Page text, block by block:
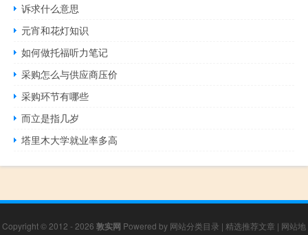
诉求什么意思
元宵和花灯知识
如何做托福听力笔记
采购怎么与供应商压价
采购环节有哪些
而立是指几岁
塔里木大学就业率多高
Copyright © 2012 - 2026 敦实网 Powered by 网站分类目录 | 精选推荐文章 | 网站地